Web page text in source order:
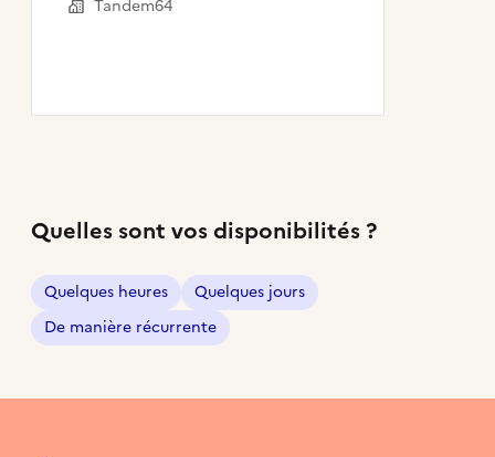
Tandem64
Quelles sont vos disponibilités ?
Quelques heures
Quelques jours
De manière récurrente